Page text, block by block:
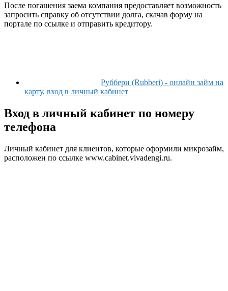
После погашения заема компания предоставляет возможность
запросить справку об отсутствии долга, скачав форму на
портале по ссылке и отправить кредитору.
Руббери (Rubberi) - онлайн займ на
карту, вход в личный кабинет
Вход в личный кабинет по номеру
телефона
Личный кабинет для клиентов, которые оформили микрозайм,
расположен по ссылке www.cabinet.vivadengi.ru.